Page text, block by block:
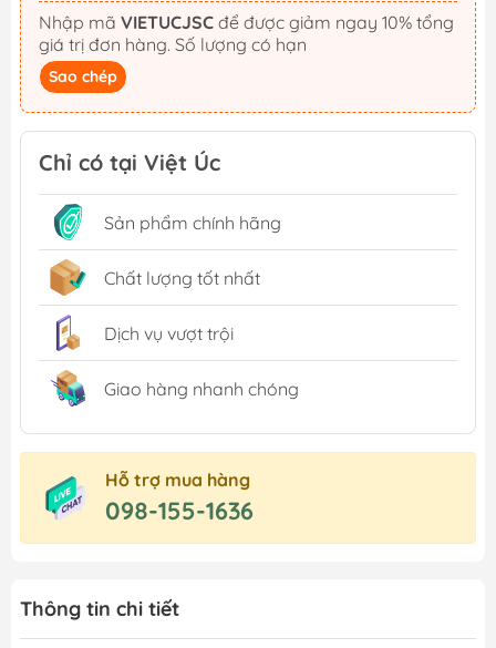
Nhập mã VIETUCJSC
giá trị đơn hàng. Số lượng có hạn
Sao chép
Chỉ có tại Việt Úc
Sản phẩm chính hãng
Chất lượng tốt nhất
Dịch vụ vượt trội
Giao hàng nhanh chóng
Hỗ trợ mua hàng
098-155-1636
Thông tin chi tiết